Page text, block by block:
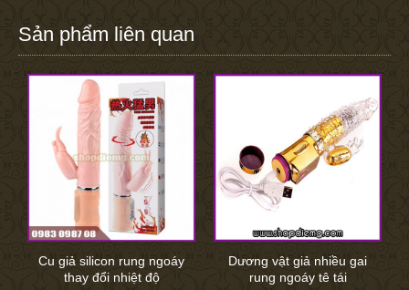
Sản phẩm liên quan
Cu giả silicon rung ngoáy
thay đổi nhiệt độ
Dương vật giả nhiều gai
rung ngoáy tê tái